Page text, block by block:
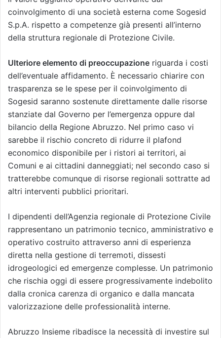
coinvolgimento di una società esterna come Sogesid
S.p.A. rispetto a competenze già presenti all’interno
della struttura regionale di Protezione Civile.
Ulteriore elemento di preoccupazione riguarda i costi
dell’eventuale affidamento. È necessario chiarire con
trasparenza se le spese per il coinvolgimento di
Sogesid saranno sostenute direttamente dalle risorse
stanziate dal Governo per l’emergenza oppure dal
bilancio della Regione Abruzzo. Nel primo caso vi
sarebbe il rischio concreto di ridurre il plafond
economico disponibile per i ristori ai territori, ai
Comuni e ai cittadini danneggiati; nel secondo caso si
tratterebbe comunque di risorse regionali sottratte ad
altri interventi pubblici prioritari.
I dipendenti dell’Agenzia regionale di Protezione Civile
rappresentano un patrimonio tecnico, amministrativo e
operativo costruito attraverso anni di esperienza
diretta nella gestione di terremoti, dissesti
idrogeologici ed emergenze complesse. Un patrimonio
che rischia oggi di essere progressivamente indebolito
dalla cronica carenza di organico e dalla mancata
valorizzazione delle professionalità interne.
Abruzzo Insieme ribadisce la necessità di investire sul